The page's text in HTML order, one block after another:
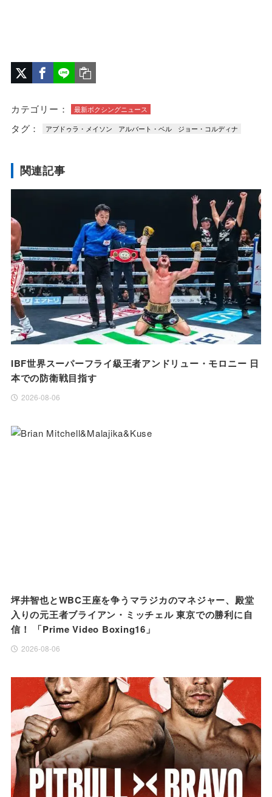
カテゴリー： 最新ボクシングニュース
タグ： アブドゥラ・メイソン アルバート・ベル ジョー・コルディナ
関連記事
IBF世界スーパーフライ級王者アンドリュー・モロニー 日
本での防衛戦目指す
2026-08-06
坪井智也とWBC王座を争うマラジカのマネジャー、殿堂
入りの元王者ブライアン・ミッチェル 東京での勝利に自
信！ 「Prime Video Boxing16」
2026-08-06